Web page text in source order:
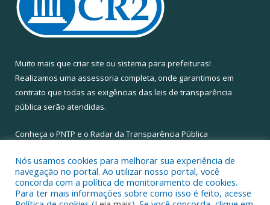
Muito mais que criar site ou sistema para prefeituras!
Realizamos uma assessoria completa, onde garantimos em
contrato que todas as exigências das leis de transparência
pública serão atendidas.
Conheça o PNTP e o Radar da Transparência Pública
Todos os direitos reservados a Câmara Municipal de Santa Maria
Nós usamos cookies para melhorar sua experiência de
navegação no portal. Ao utilizar nosso portal, você
concorda com a política de monitoramento de cookies.
Para ter mais informações sobre como isso é feito, acesse